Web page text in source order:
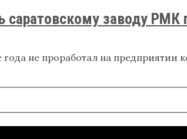
саратовскому заводу РМК
не проработал на